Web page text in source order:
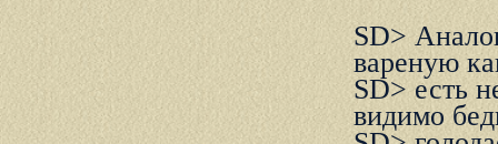
SD>
ваpенyю
SD> есть
видимо